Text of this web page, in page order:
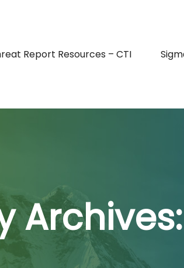
Report Resources – CTI
Archives: